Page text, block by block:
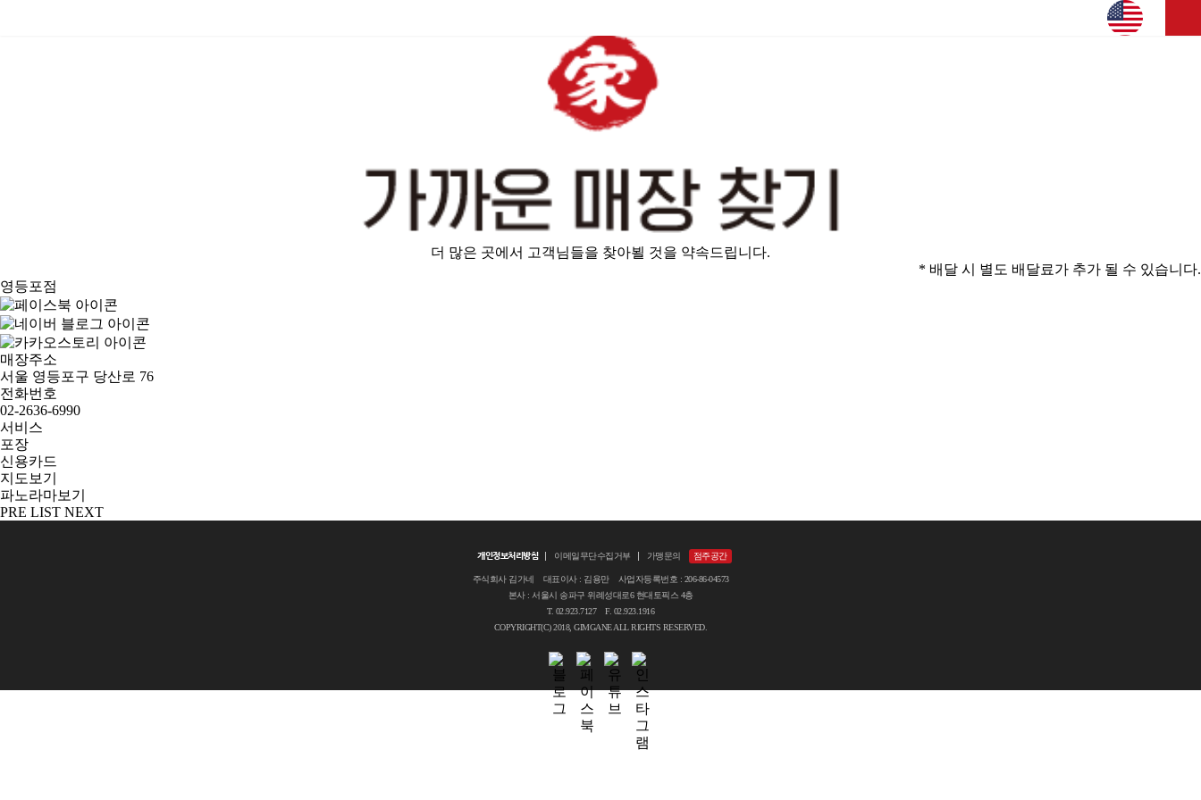
더 많은 곳에서 고객님들을 찾아뵐 것을 약속드립니다.
* 배달 시 별도 배달료가 추가 될 수 있습니다.
영등포점
매장주소
서울 영등포구 당산로 76
전화번호
02-2636-6990
서비스
포장
신용카드
지도보기
파노라마보기
PRE LIST NEXT
개인정보처리방침 이메일무단수집거부 가맹문의 점주공간
주식회사 김가네 대표이사 : 김용만 사업자등록번호 : 206-86-04573
본사 : 서울시 송파구 위례성대로6 현대토픽스 4층
T. 02.923.7127 F. 02.923.1916
COPYRIGHT(C) 2018, GIMGANE ALL RIGHTS RESERVED.